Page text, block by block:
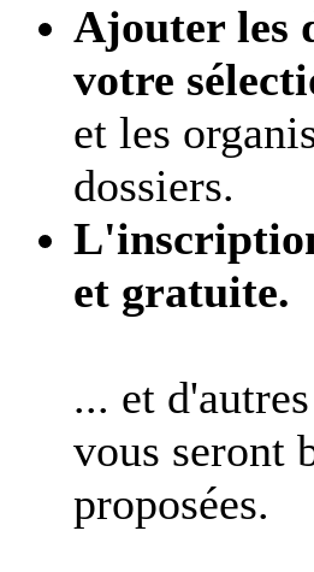
Ajouter les
votre
et les
dossiers.
et gratuite.
... et
vous seront
proposées.